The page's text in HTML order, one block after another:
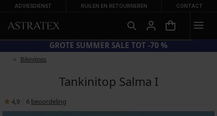
ADVIESDIENST RUILEN EN RETOURNEREN CONTACT
GROTE SUMMER SALE TOT -70 %
Bikinitops
Tankinitop Salma I
4,9 6 beoordeling